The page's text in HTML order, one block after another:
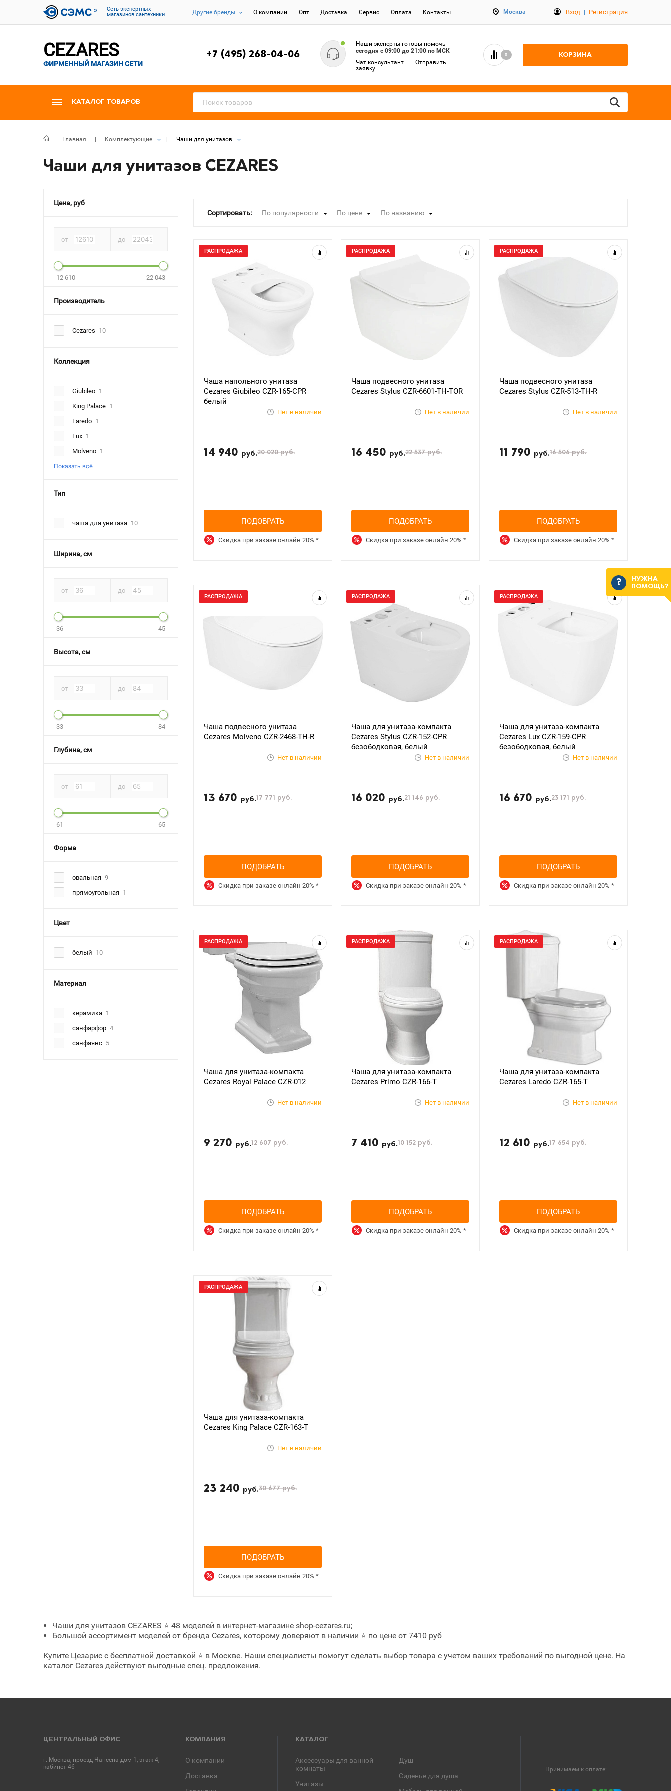
Cеть экспертных
магазинов сантехники
Другие бренды О компании Опт Доставка Сервис Оплата Контакты Москва Вход | Регистрация
CEZARES
ФИРМЕННЫЙ МАГАЗИН СЕТИ
+7 (495) 268-04-06
Наши эксперты готовы помочь
сегодня c 09:00 до 21:00 по МСК
Чат консультант
Отправить
заявку
0 КОРЗИНА
КАТАЛОГ ТОВАРОВ
Главная Комплектующие Чаши для унитазов
Чаши для унитазов CEZARES
Цена, руб
от до
12 610 22 043
Производитель
Cezares 10
Коллекция
Giubileo 1
King Palace 1
Laredo 1
Lux 1
Molveno 1
Показать всё
Тип
чаша для унитаза 10
Ширина, см
от до
36 45
Высота, см
от до
33 84
Глубина, см
от до
61 65
Форма
овальная 9
прямоугольная 1
Цвет
белый 10
Материал
керамика 1
санфарфор 4
санфаянс 5
Сортировать: По популярности По цене По названию
РАСПРОДАЖА
Чаша напольного унитаза
Cezares Giubileo CZR-165-CPR
белый
Нет в наличии
14 940 руб.20 020руб.
ПОДОБРАТЬ
Скидка при заказе онлайн20%*
РАСПРОДАЖА
Чаша подвесного унитаза
Cezares Stylus CZR-6601-TH-TOR
Нет в наличии
16 450 руб.22 537руб.
ПОДОБРАТЬ
Скидка при заказе онлайн 20% *
РАСПРОДАЖА
Чаша подвесного унитаза
Cezares Stylus CZR-513-TH-R
Нет в наличии
11 790 руб.16 506руб.
ПОДОБРАТЬ
Скидка при заказе онлайн 20% *
РАСПРОДАЖА
Чаша подвесного унитаза
Cezares Molveno CZR-2468-TH-R
Нет в наличии
13 670 руб.17 771руб.
ПОДОБРАТЬ
Скидка при заказе онлайн20%*
РАСПРОДАЖА
Чаша для унитаза-компакта
Cezares Stylus CZR-152-CPR
безободковая, белый
Нет в наличии
16 020 руб.21 146руб.
ПОДОБРАТЬ
Скидка при заказе онлайн 20% *
РАСПРОДАЖА
Чаша для унитаза-компакта
Cezares Lux CZR-159-CPR
безободковая, белый
Нет в наличии
16 670 руб.23 171руб.
ПОДОБРАТЬ
Скидка при заказе онлайн 20% *
РАСПРОДАЖА
Чаша для унитаза-компакта
Cezares Royal Palace CZR-012
Нет в наличии
9 270 руб.12 607руб.
ПОДОБРАТЬ
Скидка при заказе онлайн20%*
РАСПРОДАЖА
Чаша для унитаза-компакта
Cezares Primo CZR-166-T
Нет в наличии
7 410 руб.10 152руб.
ПОДОБРАТЬ
Скидка при заказе онлайн 20% *
РАСПРОДАЖА
Чаша для унитаза-компакта
Cezares Laredo CZR-165-T
Нет в наличии
12 610 руб.17 654руб.
ПОДОБРАТЬ
Скидка при заказе онлайн 20% *
РАСПРОДАЖА
Чаша для унитаза-компакта
Cezares King Palace CZR-163-T
Нет в наличии
23 240 руб.30 677руб.
ПОДОБРАТЬ
Скидка при заказе онлайн20%*
Чаши для унитазов CEZARES ⭐ 48 моделей в интернет-магазине shop-cezares.ru;
Большой ассортимент моделей от бренда Cezares, которому доверяют в наличии ⭐ по цене от 7410 руб
Купите Цезарис с бесплатной доставкой ⭐ в Москве. Наши специалисты помогут сделать выбор товара с учетом ваших требований по выгодной цене. На
каталог Cezares действуют выгодные спец. предложения.
ЦЕНТРАЛЬНЫЙ ОФИС
г. Москва, проезд Нансена дом 1, этаж 4,
кабинет 46
КОМПАНИЯ
О компании
Доставка
КАТАЛОГ
Аксессуары для ванной
комнаты
Унитазы
Душ
Сиденье для душа
Принимаем к оплате:
НУЖНА
ПОМОЩЬ?